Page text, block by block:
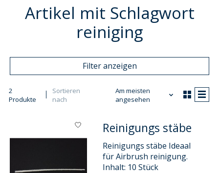
Artikel mit Schlagwort
reiniging
Filter anzeigen
2
Produkte
Sortieren
nach
Am meisten
angesehen
Reinigungs stäbe
Reinigungs stäbe Ideaal
für Airbrush reinigung.
Inhalt: 10 Stück